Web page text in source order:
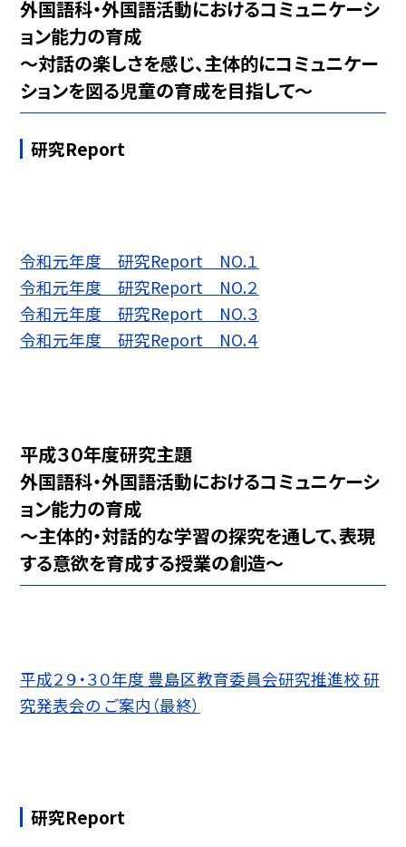
外国語科・外国語活動におけるコミュニケーシ
ョン能力の育成
〜対話の楽しさを感じ、主体的にコミュニケー
ションを図る児童の育成を目指して〜
研究Report
令和元年度 研究Report NO.１
令和元年度 研究Report NO.２
令和元年度 研究Report NO.３
令和元年度 研究Report NO.４
平成３０年度研究主題
外国語科・外国語活動におけるコミュニケーシ
ョン能力の育成
〜主体的・対話的な学習の探究を通して、表現
する意欲を育成する授業の創造〜
平成２９・３０年度 豊島区教育委員会研究推進校 研
究発表会の ご案内（最終）
研究Report